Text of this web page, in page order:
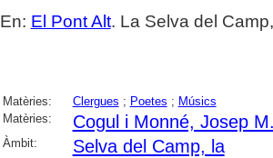
En: El Pont Alt. La Selva del
Matèries: Clergues ; Poetes ; Músics
Matèries:
Cogul i Monné, Josep
Àmbit: Selva del Camp, la